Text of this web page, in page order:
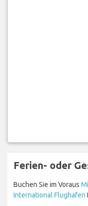
Ferien- oder
Buchen Sie im Voraus
International Flughafen